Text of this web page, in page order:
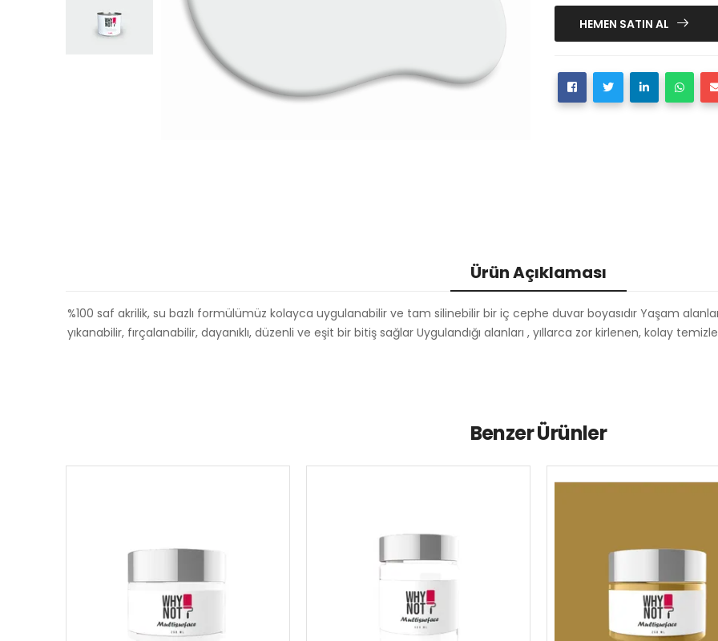
HEMEN SATIN AL
Ürün Açıklaması
%100 saf akrilik, su bazlı formülümüz kolayca uygulanabilir ve tam silinebilir bir iç cephe duvar boyasıdır Yaşam
yıkanabilir, fırçalanabilir, dayanıklı, düzenli ve eşit bir bitiş sağlar Uygulandığı alanları , yıllarca zor kirlenen, kolay
Benzer Ürünler